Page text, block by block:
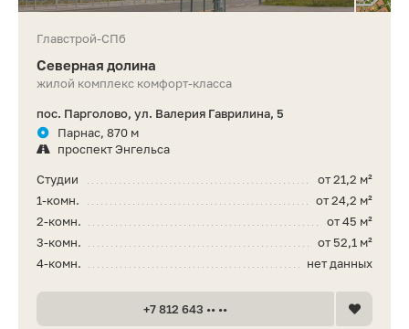
Главстрой-СПб
Северная долина
жилой комплекс комфорт-класса
пос. Парголово, ул. Валерия Гаврилина, 5
Парнас, 870 м
проспект Энгельса
от 21,2 м²
Студии
от 24,2 м²
1-комн.
от 45 м²
2-комн.
от 52,1 м²
3-комн.
нет данных
4-комн.
+7 812 643 •• ••